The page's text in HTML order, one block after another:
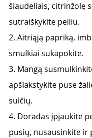
šiaudeliais, citrinžolę
sutraiškykite peiliu.
2. Aitriąją papriką,
smulkiai sukapokite.
3. Mangą
apšlakstykite puse
sulčių.
4. Doradas įpjaukite
pusių, nusausinkite ir